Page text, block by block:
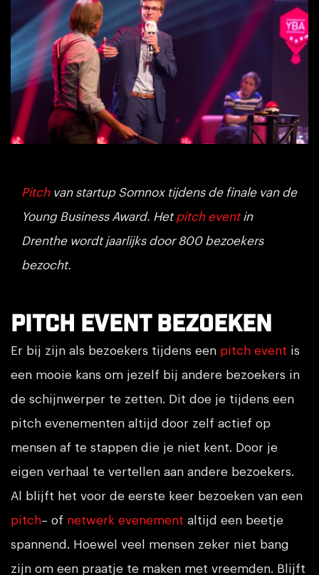
Pitchvan startup Somnox tijdens de finale van de
Young Business Award. Hetpitch eventin
Drenthe wordt jaarlijks door 800 bezoekers
bezocht.
Pitch event bezoeken
Er bij zijn als bezoekers tijdens een pitch event is
een mooie kans om jezelf bij andere bezoekers in
de schijnwerper te zetten. Dit doe je tijdens een
pitch evenementen altijd door zelf actief op
mensen af te stappen die je niet kent. Door je
eigen verhaal te vertellen aan andere bezoekers.
Al blijft het voor de eerste keer bezoeken van een
pitch– of netwerk evenement altijd een beetje
spannend. Hoewel veel mensen zeker niet bang
zijn om een praatje te maken met vreemden. Blijft